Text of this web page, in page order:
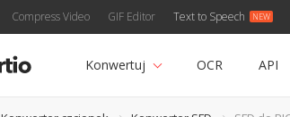
Compress Video GIF Editor Text to Speech
Konwertuj OCR API